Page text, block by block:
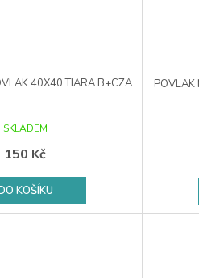
40X40 TIARA B+CZA
SKLADEM
150 Kč
KOŠÍKU
POVLAK